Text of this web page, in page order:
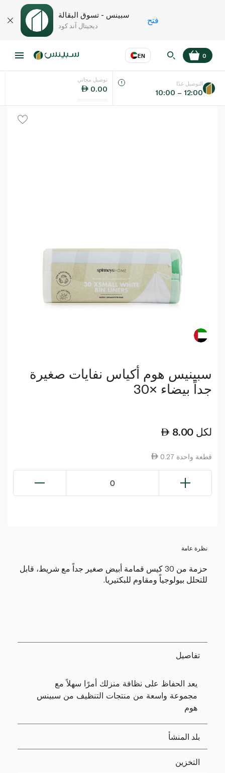
سبينس - تسوق البقالة
ديجيتال آند كود
فتح
EN
اللغة عر
0
توصيل مجاني
0.00
التوصيل غدًا
10:00 – 12:00
سبينيس هوم أكياس نفايات صغيرة
جداً بيضاء ×30
8.00 لكل
0.27 قطعة واحدة
0
نظرة عامة
حزمة من 30 كيس قمامة أبيض صغير جداً مع شريط، قابل
للتحلل بيولوجياً ومقاوم للبكتيريا.
تفاصيل
يعد الحفاظ على نظافة منزلك أمرًا سهلاً مع
مجموعة واسعة من منتجات التنظيف من سبينس
هوم
بلد المنشأ
التخزين